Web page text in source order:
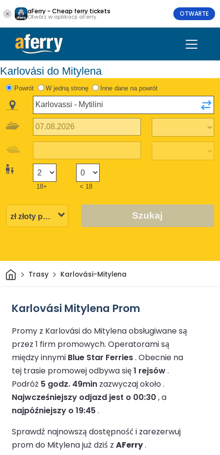
aFerry - Cheap ferry tickets
Otwórz w aplikacji aFerry OTWARTE
Karlovási do Mitylena
Powrót W jedną stronę Inne dane na powrót
18+ < 18
Szukaj
DomTrasy Karlovási-Mitylena
Karlovási Mitylena Prom
Promy z Karlovási do Mitylena obsługiwane są
przez 1 firm promowych. Operatorami są
między innymi Blue Star Ferries. Obecnie na
tej trasie promowej odbywa się1 rejsów.
Podróż 5 godz. 49min zazwyczaj około .
Najwcześniejszy odjazd jest o 00:30 , a
najpóźniejszy o 19:45 .
Sprawdź najnowszą dostępność i zarezerwuj
prom do Mitylena już dziś z AFerry.